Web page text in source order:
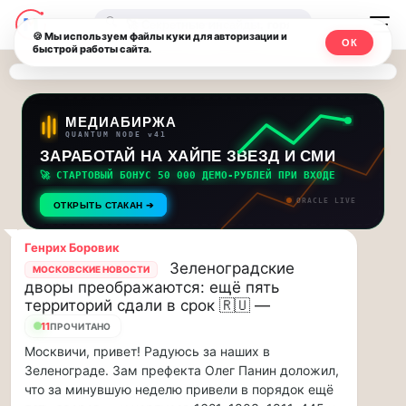
Последние
новости
и
обновления
потока:
Друзья,
приглашаем
на
музыкальную
прогулку
по
Москве
Чайковского!…
приглашаем
на
музыкальную
Москвичи.net
—
Главный
столичный
чат-
мессенджер,
новости
и
инсайды
Москвы
🔍
МЕДИАБИРЖА
QUANTUM NODE v41
ЗАРАБОТАЙ НА ХАЙПЕ ЗВЕЗД И СМИ
🚀 СТАРТОВЫЙ БОНУС 50 000 ДЕМО-РУБЛЕЙ ПРИ ВХОДЕ
ОТКРЫТЬ СТАКАН ➔ ORACLE LIVE
Генрих Боровик
МОСКОВСКИЕ НОВОСТИ
Зеленоградские
дворы преображаются: ещё пять
территорий сдали в срок 🇷🇺 —
11ПРОЧИТАНО
Москвичи, привет! Радуюсь за наших в
Зеленограде. Зам префекта Олег Панин доложил,
что за минувшую неделю привели в порядок ещё
🍪 Мы используем файлы куки для авторизации и
быстрой работы сайта.
ОК